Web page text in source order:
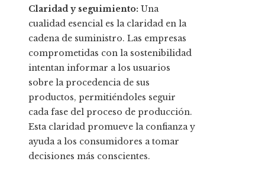
Claridad y seguimiento: Una
cualidad esencial es la claridad en la
cadena de suministro. Las empresas
comprometidas con la sostenibilidad
intentan informar a los usuarios
sobre la procedencia de sus
productos, permitiéndoles seguir
cada fase del proceso de producción.
Esta claridad promueve la confianza y
ayuda a los consumidores a tomar
decisiones más conscientes.